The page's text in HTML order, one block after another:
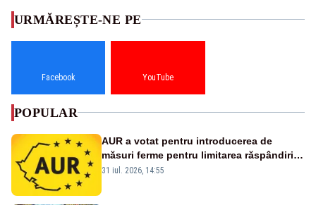
URMĂREȘTE-NE PE
Facebook YouTube
POPULAR
AUR a votat pentru introducerea de
măsuri ferme pentru limitarea răspândirii
virusului pestei porcine africane
31 iul. 2026, 14:55